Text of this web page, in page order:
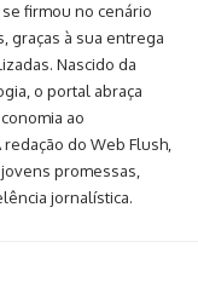
firmou no cenário
graças à sua entrega
Nascido da
o portal abraça
ao
do Web Flush,
promessas,
jornalística.